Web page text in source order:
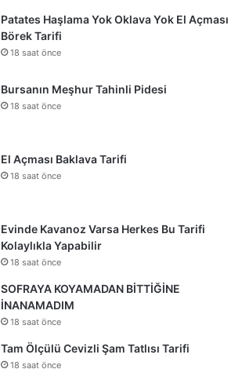
Patates Haşlama Yok Oklava Yok El Açması
Börek Tarifi
18 saat önce
Bursanın Meşhur Tahinli Pidesi
18 saat önce
El Açması Baklava Tarifi
18 saat önce
Evinde Kavanoz Varsa Herkes Bu Tarifi
Kolaylıkla Yapabilir
18 saat önce
SOFRAYA KOYAMADAN BİTTİĞİNE
İNANAMADIM
18 saat önce
Tam Ölçülü Cevizli Şam Tatlısı Tarifi
18 saat önce